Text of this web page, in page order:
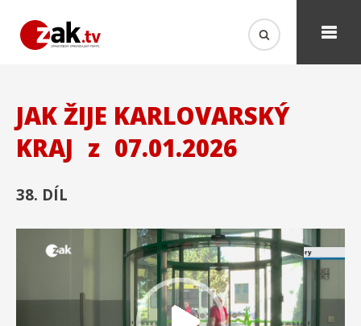
JAK ŽIJE KARLOVARSKÝ
KRAJ z 07.01.2026
38. DÍL